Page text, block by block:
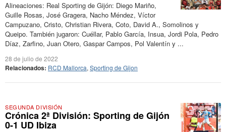
Alineaciones: Real Sporting de Gijón: Diego Mariño,
Guille Rosas, José Gragera, Nacho Méndez, Víctor
Campuzano, Cristo, Christian Rivera, Coto, David A., Somolinos y
Queipo. También jugaron: Cuéllar, Pablo García, Insua, Jordi Pola, Pedro
Díaz, Zarfino, Juan Otero, Gaspar Campos, Pol Valentín y ...
28 de julio de 2022
Relacionados: RCD Mallorca, Sporting de Gijon
SEGUNDA DIVISIÓN
Crónica 2ª División: Sporting de Gijón
0-1 UD Ibiza